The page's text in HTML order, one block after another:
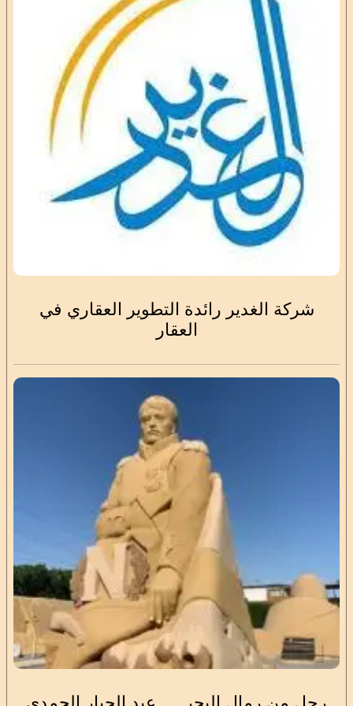
شركة الغدير رائدة التطوير العقاري في
العقار
رجل من رمال البحر . .. عبد الجبار الحمدي